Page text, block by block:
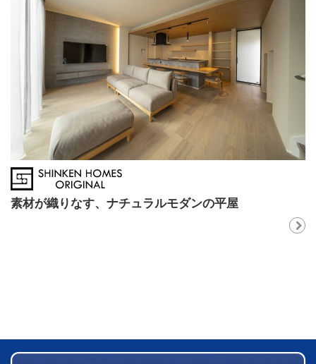
素材が織りなす、ナチュラルモダンの平屋